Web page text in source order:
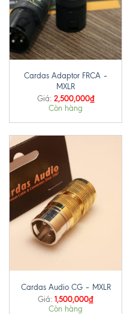
Cardas Adaptor FRCA –
MXLR
Giá: 2,500,000₫
Còn hàng
Cardas Audio CG – MXLR
Giá: 1,500,000₫
Còn hàng